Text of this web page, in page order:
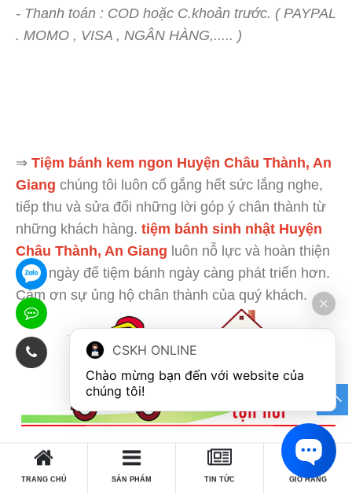
- Thanh toán : COD hoặc C.khoản trước. ( PAYPAL
. MOMO , VISA , NGÂN HÀNG,..... )
⇒ Tiệm bánh kem ngon Huyện Châu Thành, An
Giang chúng tôi luôn cố gắng hết sức lắng nghe,
tiếp thu và sửa đổi những lời góp ý chân thành từ
những khách hàng. tiệm bánh sinh nhật Huyện
Châu Thành, An Giang luôn nỗ lực và hoàn thiện
từng ngày để tiệm bánh ngày càng phát triển hơn.
Cảm ơn sự ủng hộ chân thành của quý khách.
CẢM ƠN QUÝ KHÁCH HÀNG ĐÃ
TRANG CHỦ SẢN PHẨM TIN TỨC
0
GIỎ HÀNG
CSKH ONLINE
Chào mừng bạn đến với website của
chúng tôi!